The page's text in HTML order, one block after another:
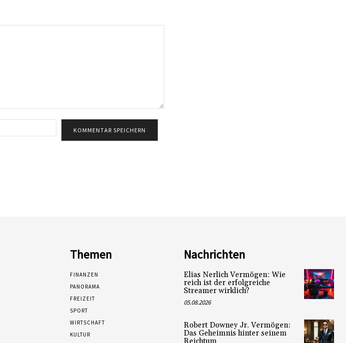
Mail:*
Themen
FINANZEN
PANORAMA
FREIZEIT
SPORT
WIRTSCHAFT
KULTUR
Nachrichten
Elias Nerlich Vermögen: Wie
reich ist der erfolgreiche
Streamer wirklich?
05.08.2026
Robert Downey Jr. Vermögen:
Das Geheimnis hinter seinem